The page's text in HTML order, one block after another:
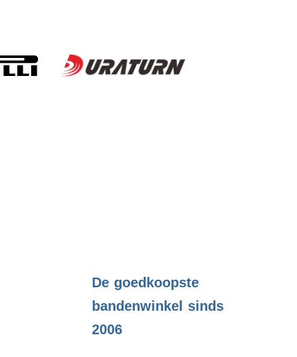
De goedkoopste
bandenwinkel sinds
2006